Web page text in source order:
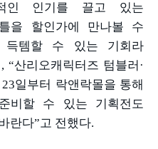
인 인기를 끌고 있는
을 할인가에 만나볼 수
득템할 수 있는 기회라
, “산리오캐릭터즈 텀블러 ·
23일부터 락앤락몰을 통해
비할 수 있는 기획전도
란다”고 전했다.